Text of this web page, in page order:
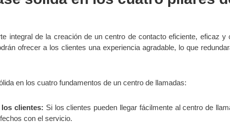
integral de la creación de un centro de contacto eficiente, eficaz
ofrecer a los clientes una experiencia agradable, lo que
en los cuatro fundamentos de un centro de llamadas:
clientes: Si los clientes pueden llegar fácilmente al centro de
con el servicio.